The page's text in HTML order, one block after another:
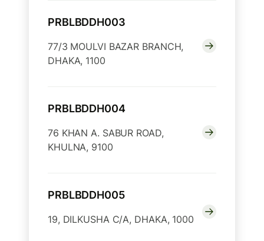
PRBLBDDH003
77/3 MOULVI BAZAR BRANCH,
DHAKA, 1100
PRBLBDDH004
76 KHAN A. SABUR ROAD,
KHULNA, 9100
PRBLBDDH005
19, DILKUSHA C/A, DHAKA, 1000